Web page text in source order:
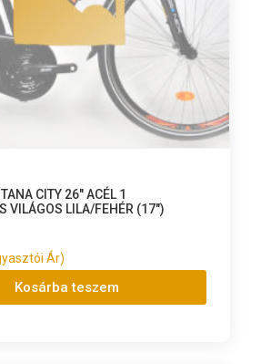
CITY 26″ ACÉL 1
VILÁGOS LILA/FEHÉR (17″)
Ár)
Kosárba teszem